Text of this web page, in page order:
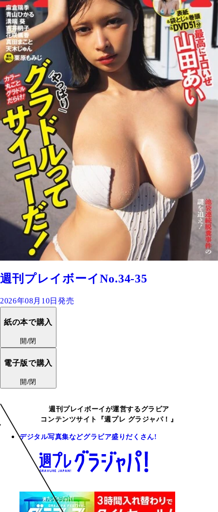
週刊プレイボーイNo.34-35
2026年08月10日発売
紙の本で購入
開/閉
電子版で購入
開/閉
週刊プレイボーイが運営するグラビア
コンテンツサイト『週プレ グラジャパ！』
デジタル写真集などグラビア盛りだくさん!